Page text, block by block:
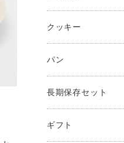
クッキー
パン
長期保存セット
ギフト